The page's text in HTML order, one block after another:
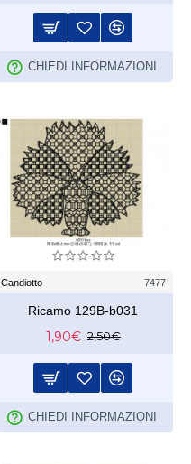
CHIEDI INFORMAZIONI
Candiotto 7477
Ricamo 129B-b031
1,90€ 2,50€
CHIEDI INFORMAZIONI